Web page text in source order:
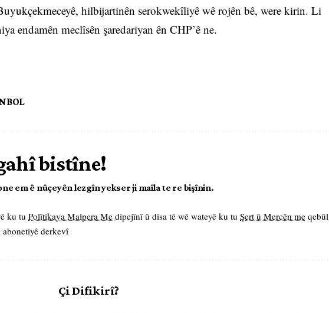
hilbijartinên serokwekîliyê wê rojên bê, were kirin. Li
endamên meclîsên şaredariyan ên CHP’ê ne.
bistîne!
em ê nûçeyên lezgîn yekser ji maîla te re bişînin.
ku tu Polîtikaya Malpera Me dipejînî û dîsa tê wê wateyê ku tu Şert û Mercên me qebûl
derkevî
Çi Difikirî?